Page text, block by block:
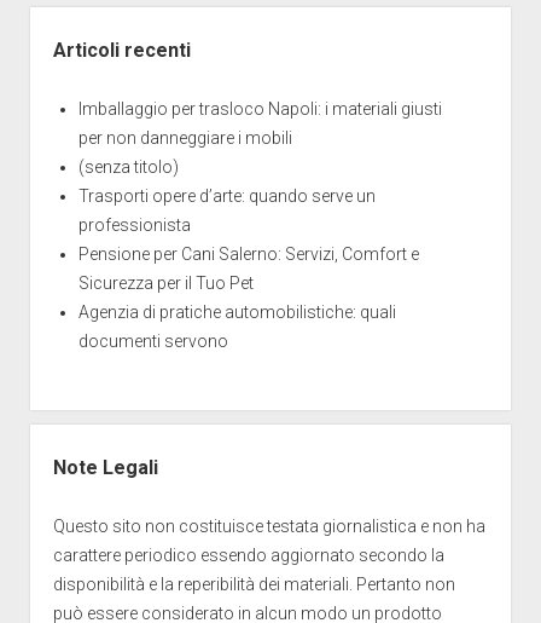
Articoli recenti
Imballaggio per trasloco Napoli: i materiali giusti
per non danneggiare i mobili
(senza titolo)
Trasporti opere d’arte: quando serve un
professionista
Pensione per Cani Salerno: Servizi, Comfort e
Sicurezza per il Tuo Pet
Agenzia di pratiche automobilistiche: quali
documenti servono
Note Legali
Questo sito non costituisce testata giornalistica e non ha
carattere periodico essendo aggiornato secondo la
disponibilità e la reperibilità dei materiali. Pertanto non
può essere considerato in alcun modo un prodotto